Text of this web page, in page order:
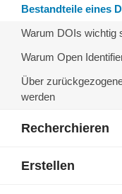
Bestandteile eines
Warum DOIs wichtig
Warum Open
Über
werden
Recherchieren
Erstellen